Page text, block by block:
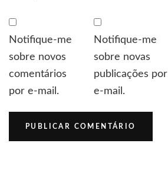
Notifique-me
sobre novos
comentários
por e-mail.
Notifique-me
sobre novas
publicações por
e-mail.